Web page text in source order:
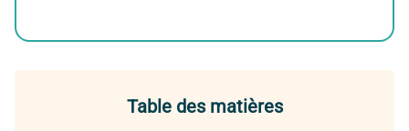
Table des matières